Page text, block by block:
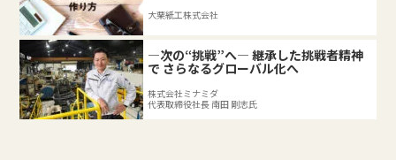
大栗紙工株式会社
―次の“挑戦”へ― 継承した挑戦者精神
で さらなるグローバル化へ
株式会社ミナミダ
代表取締役社長 南田 剛志氏